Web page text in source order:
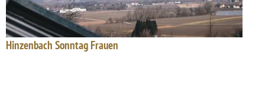
Hinzenbach Sonntag Frauen